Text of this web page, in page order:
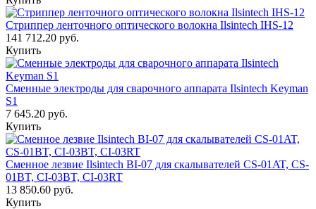
Стриппер ленточного оптического волокна Ilsintech IHS-12
141 712.20 руб.
Купить
Сменные электроды для сварочного аппарата Ilsintech Keyman
S1
7 645.20 руб.
Купить
Сменное лезвие Ilsintech BI-07 для скалывателей CS-01AT, CS-
01BT, CI-03BT, CI-03RT
13 850.60 руб.
Купить